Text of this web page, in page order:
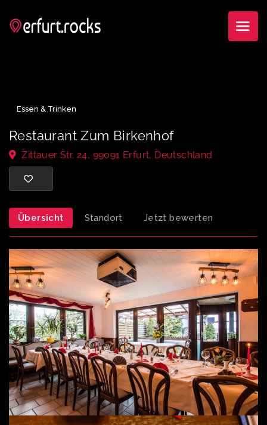
Restaurant Zum Birkenhof
Zittauer Str. 24, 99091 Erfurt, Deutschland
Übersicht Standort Jetzt bewerten